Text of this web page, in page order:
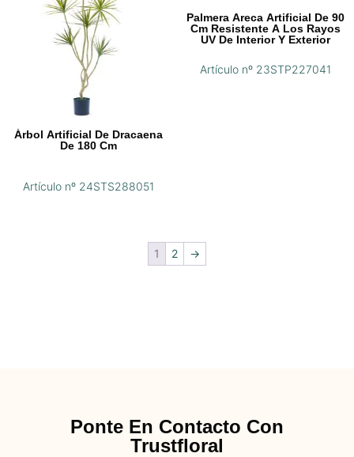
Árbol Artificial De Dracaena
De 180 Cm
Artículo nº 24STS288051
Palmera Areca Artificial De 90
Cm Resistente A Los Rayos
UV De Interior Y Exterior
Artículo nº 23STP227041
1 2 →
Ponte En Contacto Con
Trustfloral